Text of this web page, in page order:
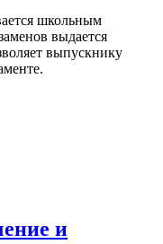
школьным
выдается
выпускнику
и